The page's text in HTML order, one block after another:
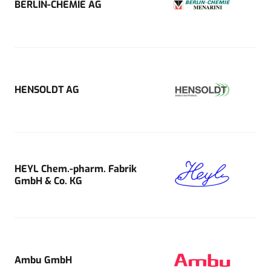
BERLIN-CHEMIE AG
HENSOLDT AG
HEYL Chem.-pharm. Fabrik
GmbH & Co. KG
Ambu GmbH